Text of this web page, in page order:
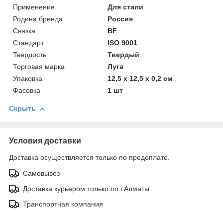
Применение
Для стали
Родина бренда
Россия
Связка
BF
Стандарт
ISO 9001
Твердость
Твердый
Торговая марка
Луга
Упаковка
12,5 x 12,5 x 0,2 см
Фасовка
1 шт
Скрыть
Условия доставки
Доставка осуществляется только по предоплате.
Самовывоз
Доставка курьером только по г.Алматы
Транспортная компания